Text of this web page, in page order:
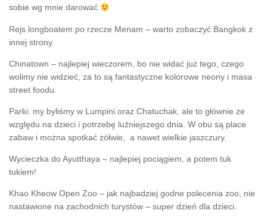
sobie wg mnie darować
Rejs longboatem po rzecze Menam – warto zobaczyć Bangkok z
innej strony.
Chinatown – najlepiej wieczorem, bo nie widać już tego, czego
wolimy nie widzieć, za to są fantastyczne kolorowe neony i masa
street foodu.
Parki: my byliśmy w Lumpini oraz Chatuchak, ale to głównie ze
względu na dzieci i potrzebę luźniejszego dnia. W obu są place
zabaw i można spotkać żółwie, a nawet wielkie jaszczury.
Wycieczka do Ayutthaya – najlepiej pociągiem, a potem tuk
tukiem!
Khao Kheow Open Zoo – jak najbadziej godne polecenia zoo, nie
nastawione na zachodnich turystów – super dzień dla dzieci.